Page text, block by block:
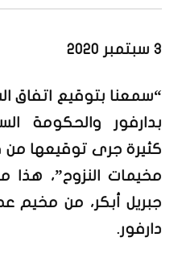
3 سبتمبر 2020
“سمعنا بتوقيع اتفاق
بدارفور والحكومة
كثيرة جرى توقيعها من
مخيمات النزوح”، هذا
جبريل أبكر، من مخيم
دارفور.